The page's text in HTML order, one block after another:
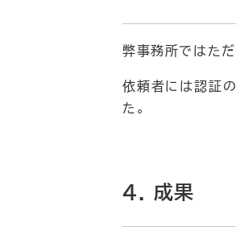
弊事務所ではただ
依頼者には認証
た。
4. 成果